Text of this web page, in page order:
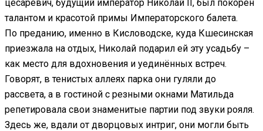
цесаревич, будущий император Николай II, был покорён
талантом и красотой примы Императорского балета.
По преданию, именно в Кисловодске, куда Кшесинская
приезжала на отдых, Николай подарил ей эту усадьбу –
как место для вдохновения и уединённых встреч.
Говорят, в тенистых аллеях парка они гуляли до
рассвета, а в гостиной с резными окнами Матильда
репетировала свои знаменитые партии под звуки рояля.
Здесь же, вдали от дворцовых интриг, они могли быть